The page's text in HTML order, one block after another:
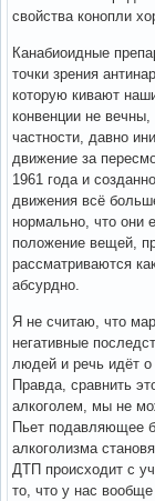
свойства конопли
Канабиоидные
точки зрения
которую кивают
конвенции не
частности, давно
движение за
1961 года и
движения всё
нормально, что они
положение вещей,
рассматриваются
абсурдно.
Я не считаю, что
негативные
людей и речь идёт о
Правда, сравнить
алкоголем, мы не
Пьет подавляющее
алкоголизма
ДТП происходит с
то, что у нас